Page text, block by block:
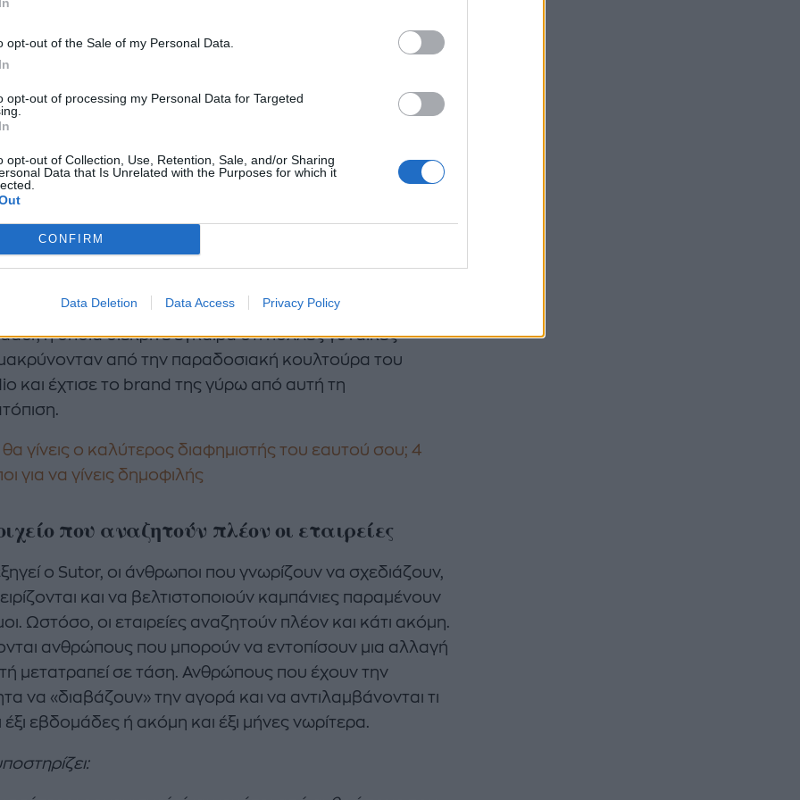
opt-out of the Sale of my Personal Data.
opt-out of processing my Personal Data for Targeted
opt-out of Collection, Use, Retention, Sale, and/or Sharing
Data that Is Unrelated with the Purposes for which it
CONFIRM
Data Deletion Data Access Privacy Policy
οπτική, ισχυρή στρατηγική και το θάρρος να κινηθούν
παραδείγματα είναι:
Protein, η οποία χρησιμοποίησε μια «προκλητική»
με έναν μπακαλιάρο αξίας 55 δολαρίων για να
τις μπάρες πρωτεΐνης της.
που εισήλθε σε μια αγορά όπου κυριαρχούσαν
και χρήσης του ελαιολάδου.
η οποία διέκρινε έγκαιρα ότι πολλές γυναίκες
από την παραδοσιακή κουλτούρα του
και έχτισε το brand της γύρω από αυτή τη
θα γίνεις ο καλύτερος διαφημιστής του εαυτού σου; 4
για να γίνεις δημοφιλής
που αναζητούν πλέον οι εταιρείες
ο Sutor, οι άνθρωποι που γνωρίζουν να σχεδιάζουν,
και να βελτιστοποιούν καμπάνιες παραμένουν
Ωστόσο, οι εταιρείες αναζητούν πλέον και κάτι ακόμη.
ανθρώπους που μπορούν να εντοπίσουν μια αλλαγή
μετατραπεί σε τάση. Ανθρώπους που έχουν την
να «διαβάζουν» την αγορά και να αντιλαμβάνονται τι
έξι εβδομάδες ή ακόμη και έξι μήνες νωρίτερα.